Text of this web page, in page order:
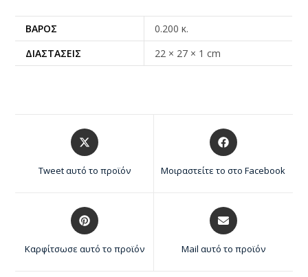
ΒΆΡΟΣ
0.200 κ.
ΔΙΑΣΤΆΣΕΙΣ
22 × 27 × 1 cm
Tweet αυτό το προϊόν Μοιραστείτε το στο Facebook
Καρφίτσωσε αυτό το προϊόν Mail αυτό το προϊόν